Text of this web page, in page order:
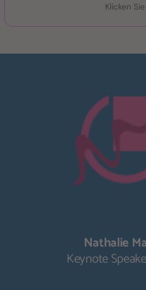
Klicken
Nathalie
Keynote